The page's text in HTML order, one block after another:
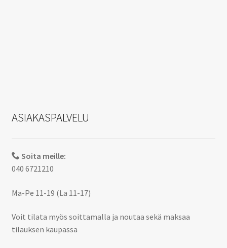
ASIAKASPALVELU
Soita meille:
040 6721210
Ma-Pe 11-19 (La 11-17)
Voit tilata myös soittamalla ja noutaa sekä maksaa
tilauksen kaupassa